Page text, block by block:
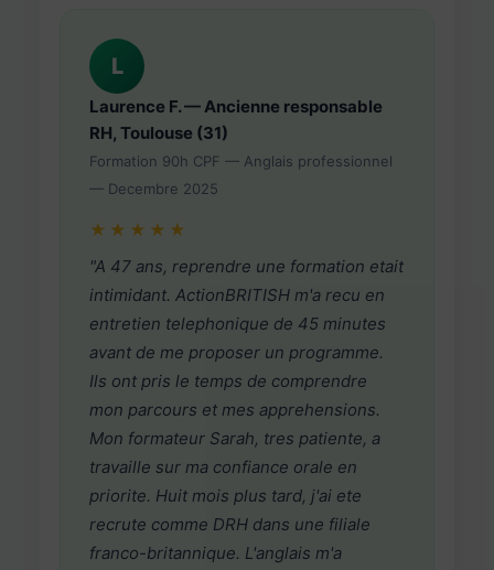
L
Laurence F. — Ancienne responsable
RH, Toulouse (31)
Formation 90h CPF — Anglais professionnel
— Decembre 2025
★★★★★
"A 47 ans, reprendre une formation etait
intimidant. ActionBRITISH m'a recu en
entretien telephonique de 45 minutes
avant de me proposer un programme.
Ils ont pris le temps de comprendre
mon parcours et mes apprehensions.
Mon formateur Sarah, tres patiente, a
travaille sur ma confiance orale en
priorite. Huit mois plus tard, j'ai ete
recrute comme DRH dans une filiale
franco-britannique. L'anglais m'a